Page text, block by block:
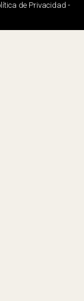
de Privacidad -